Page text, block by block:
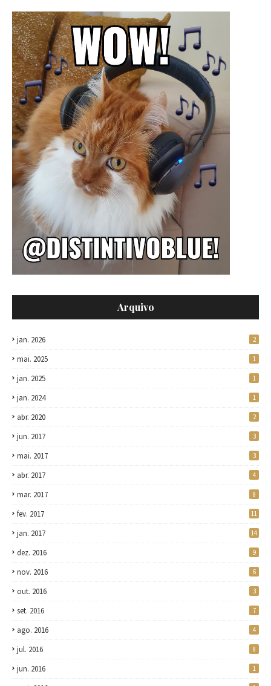
Arquivo
jan. 2026 2
mai. 2025 1
jan. 2025 1
jan. 2024 1
abr. 2020 2
jun. 2017 3
mai. 2017 3
abr. 2017 4
mar. 2017 8
fev. 2017 11
jan. 2017 14
dez. 2016 9
nov. 2016 6
out. 2016 3
set. 2016 7
ago. 2016 4
jul. 2016 8
jun. 2016 1